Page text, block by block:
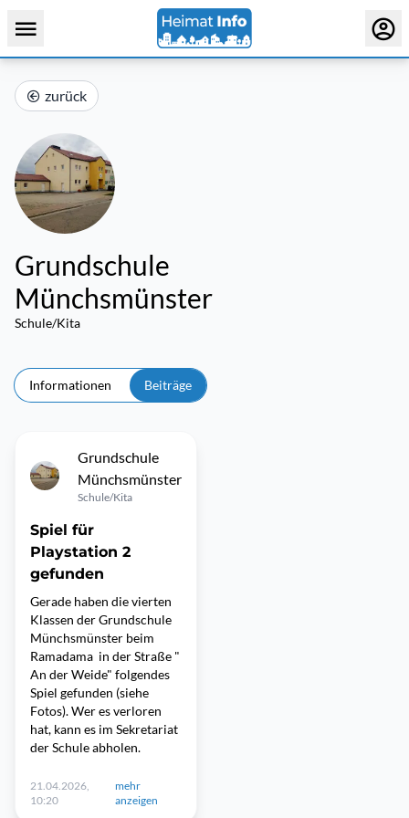
zurück
Grundschule
Münchsmünster
Schule/Kita
Informationen Beiträge
Grundschule
Münchsmünster
Schule/Kita
Spiel für
Playstation 2
gefunden
Gerade haben die vierten
Klassen der Grundschule
Münchsmünster beim
Ramadama in der Straße "
An der Weide" folgendes
Spiel gefunden (siehe
Fotos). Wer es verloren
hat, kann es im Sekretariat
der Schule abholen.
21.04.2026,
10:20
mehr
anzeigen